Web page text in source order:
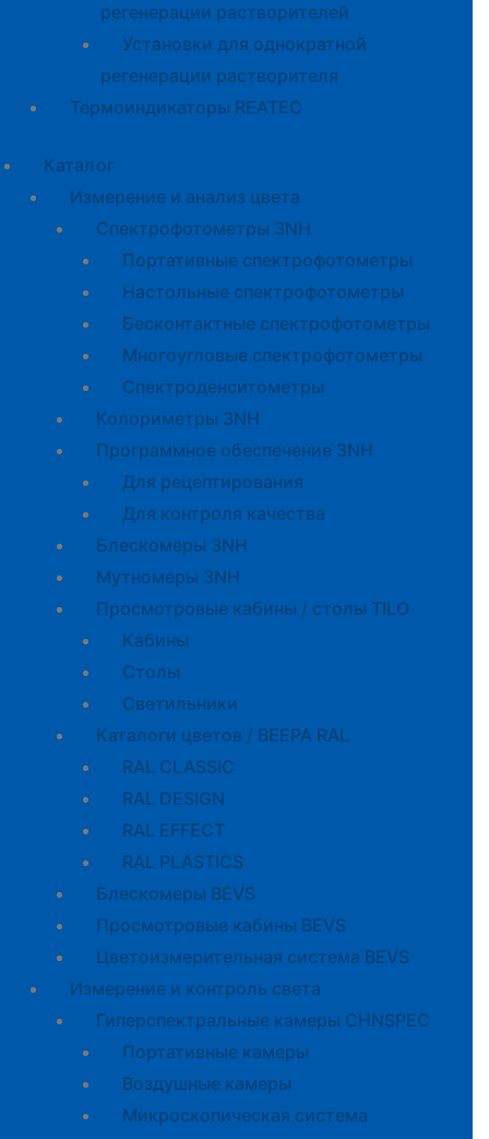
регенерации растворителей
Установки для однократной
регенерации растворителя
Термоиндикаторы REATEC
Каталог
Измерение и анализ цвета
Спектрофотометры 3NH
Портативные спектрофотометры
Настольные спектрофотометры
Бесконтактные спектрофотометры
Многоугловые спектрофотометры
Спектроденситометры
Колориметры 3NH
Программное обеспечение 3NH
Для рецептирования
Для контроля качества
Блескомеры 3NH
Мутномеры 3NH
Просмотровые кабины / столы TILO
Кабины
Cтолы
Светильники
Каталоги цветов / BEEPA RAL
RAL CLASSIC
RAL DESIGN
RAL EFFECT
RAL PLASTICS
Блескомеры BEVS
Просмотровые кабины BEVS
Цветоизмерительная система BEVS
Измерение и контроль света
Гиперспектральные камеры CHNSPEC
Портативные камеры
Воздушные камеры
Микроскопическая система